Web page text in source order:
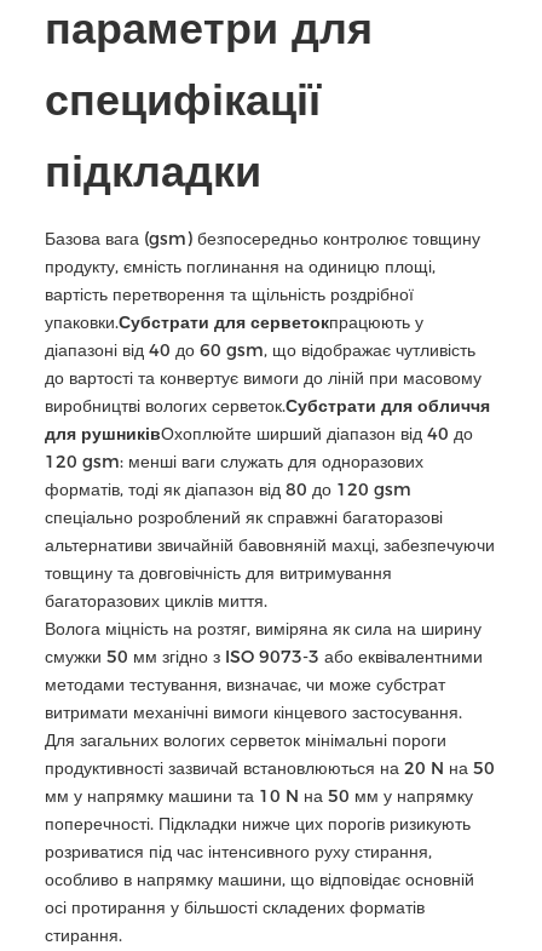
параметри для
специфікації
підкладки
Базова вага (gsm) безпосередньо контролює товщину
продукту, ємність поглинання на одиницю площі,
вартість перетворення та щільність роздрібної
упаковки.Субстрати для серветокпрацюють у
діапазоні від 40 до 60 gsm, що відображає чутливість
до вартості та конвертує вимоги до ліній при масовому
виробництві вологих серветок.Субстрати для обличчя
для рушниківОхоплюйте ширший діапазон від 40 до
120 gsm: менші ваги служать для одноразових
форматів, тоді як діапазон від 80 до 120 gsm
спеціально розроблений як справжні багаторазові
альтернативи звичайній бавовняній махці, забезпечуючи
товщину та довговічність для витримування
багаторазових циклів миття.
Волога міцність на розтяг, виміряна як сила на ширину
смужки 50 мм згідно з ISO 9073-3 або еквівалентними
методами тестування, визначає, чи може субстрат
витримати механічні вимоги кінцевого застосування.
Для загальних вологих серветок мінімальні пороги
продуктивності зазвичай встановлюються на 20 N на 50
мм у напрямку машини та 10 N на 50 мм у напрямку
поперечності. Підкладки нижче цих порогів ризикують
розриватися під час інтенсивного руху стирання,
особливо в напрямку машини, що відповідає основній
осі протирання у більшості складених форматів
стирання.